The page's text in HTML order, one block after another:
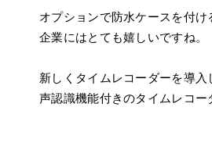
オプションで防水ケースを付
企業にはとても嬉しいですね。
新しくタイムレコーダーを導
声認識機能付きのタイムレコー